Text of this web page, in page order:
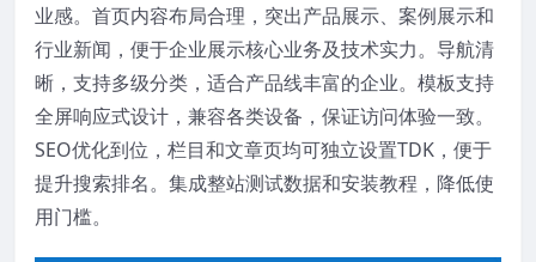
业感。首页内容布局合理，突出产品展示、案例展示和
行业新闻，便于企业展示核心业务及技术实力。导航清
晰，支持多级分类，适合产品线丰富的企业。模板支持
全屏响应式设计，兼容各类设备，保证访问体验一致。
SEO优化到位，栏目和文章页均可独立设置TDK，便于
提升搜索排名。集成整站测试数据和安装教程，降低使
用门槛。